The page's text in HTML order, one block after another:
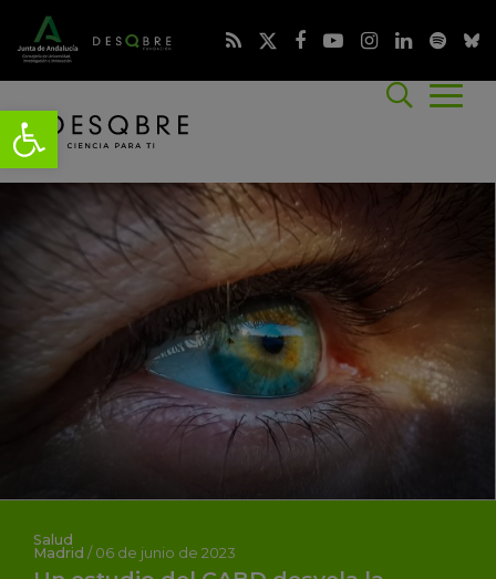
Salud
Madrid / 06 de junio de 2023